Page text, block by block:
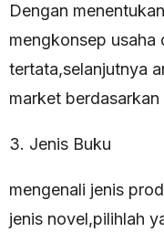
Dengan
mengkonsep usaha
tertata,selanjutnya
market
3. Jenis Buku
mengenali jenis
jenis novel,pilihlah